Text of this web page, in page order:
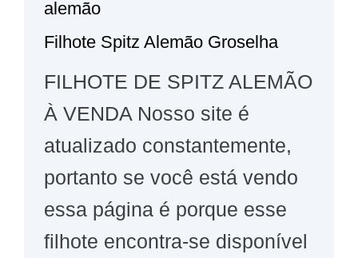
alemão
Filhote Spitz Alemão Groselha
FILHOTE DE SPITZ ALEMÃO
À VENDA Nosso site é
atualizado constantemente,
portanto se você está vendo
essa página é porque esse
filhote encontra-se disponível